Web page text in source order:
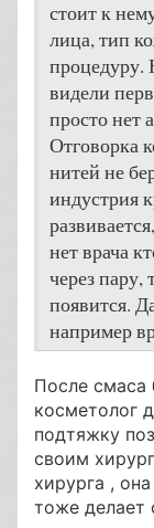
стоит к
лица, тип
процедуру.
видели
просто нет
Отговорка
нитей не
индустрия
нет врача
через пару,
появится.
например
После смаса
косметолог
подтяжку
своим
хирурга ,
тоже делает